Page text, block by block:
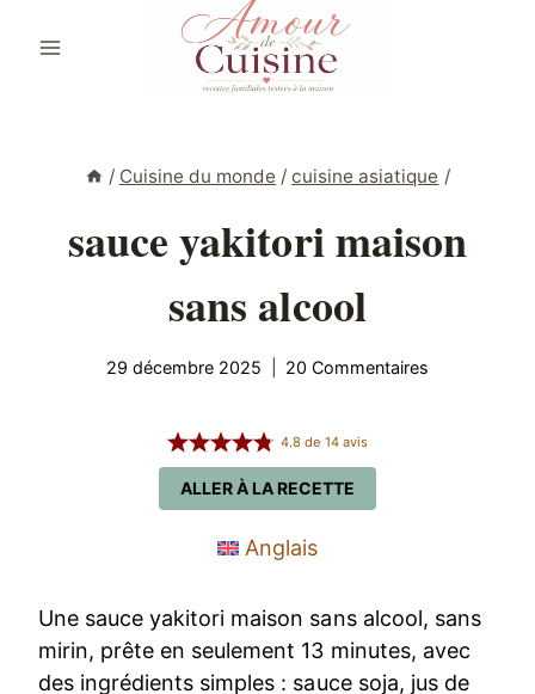
/ Cuisine du monde / cuisine asiatique /
sauce yakitori maison
sans alcool
29 décembre 2025 20 Commentaires
ALLER À LA RECETTE
4.8 de 14avis
Anglais
Une sauce yakitori maison sans alcool, sans
mirin, prête en seulement 13 minutes, avec
des ingrédients simples : sauce soja, jus de